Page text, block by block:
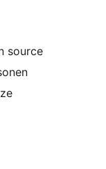
source